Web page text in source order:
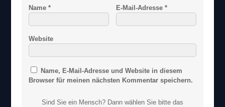
Name* E-Mail-Adresse *
Website
Name, E-Mail-Adresse und Website in diesem
Browser für meinen nächsten Kommentar speichern.
Sind Sie ein Mensch? Dann wählen Sie bitte das